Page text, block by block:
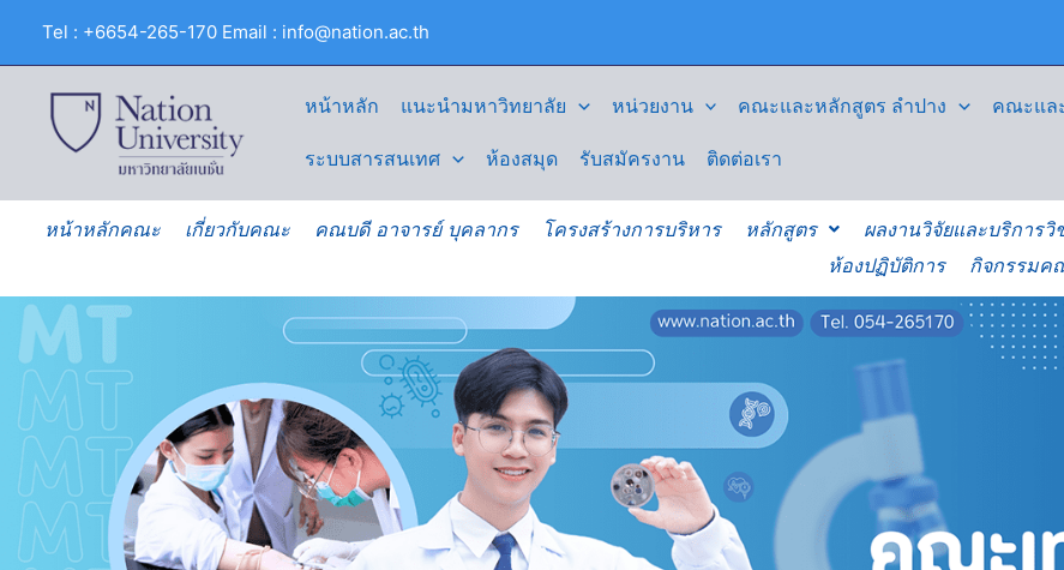
Tel : +6654-265-170 Email : info@nation.ac.th
หน้าหลัก แนะนำมหาวิทยาลัย หน่วยงาน คณะและหลักสูตร ลำปาง คณะแล
ระบบสารสนเทศ ห้องสมุด รับสมัครงาน ติดต่อเรา
หน้าหลักคณะ เกี่ยวกับคณะ คณบดี อาจารย์ บุคลากร โครงสร้างการบริหาร หลักสูตร ผลงานวิจัยและบริการวิ
ห้องปฏิบัติการ
กิจกรรมค